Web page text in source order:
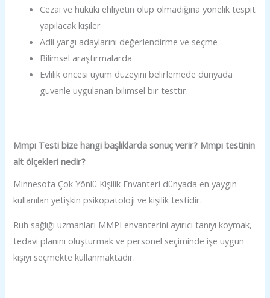
Cezai ve hukuki ehliyetin olup olmadığına yönelik tespit
yapılacak kişiler
Adli yargı adaylarını değerlendirme ve seçme
Bilimsel araştırmalarda
Evlilik öncesi uyum düzeyini belirlemede dünyada
güvenle uygulanan bilimsel bir testtir.
Mmpı Testi bize hangi başlıklarda sonuç verir? Mmpı testinin
alt ölçekleri nedir?
Minnesota Çok Yönlü Kişilik Envanteri dünyada en yaygın
kullanılan yetişkin psikopatoloji ve kişilik testidir.
Ruh sağlığı uzmanları MMPI envanterini ayırıcı tanıyı koymak,
tedavi planını oluşturmak ve personel seçiminde işe uygun
kişiyi seçmekte kullanmaktadır.